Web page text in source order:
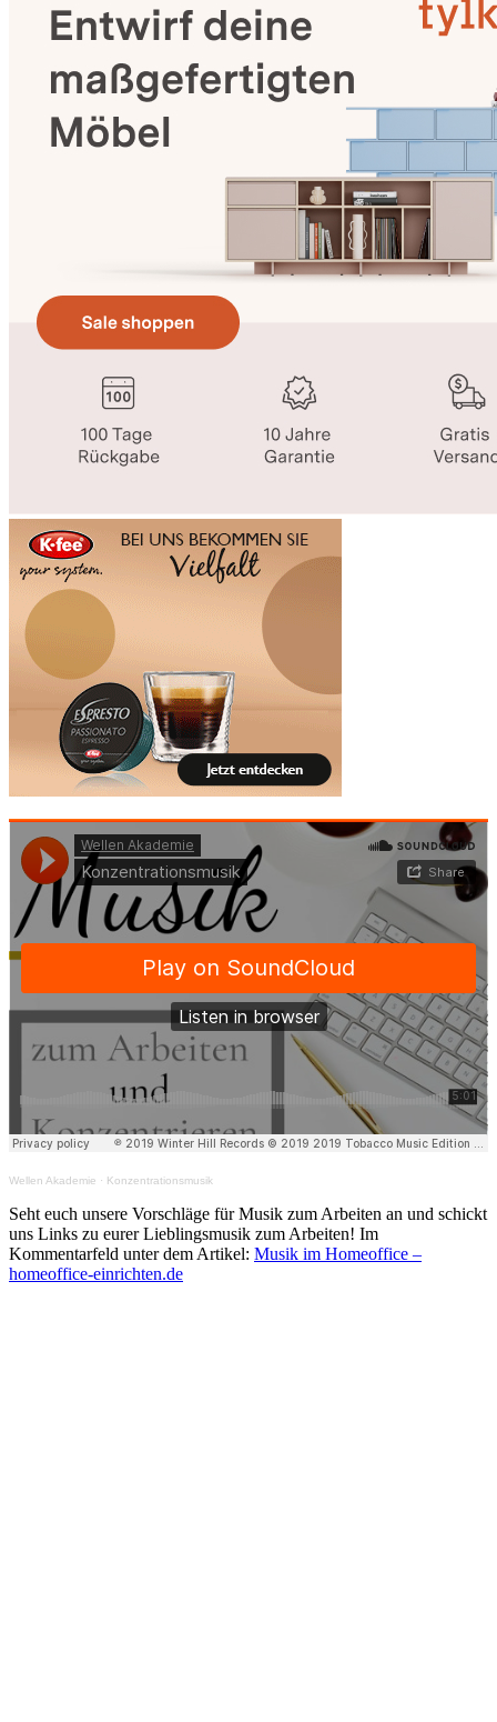
Wellen Akademie · Konzentrationsmusik
Seht euch unsere Vorschläge für Musik zum Arbeiten an und schickt
uns Links zu eurer Lieblingsmusik zum Arbeiten! Im
Kommentarfeld unter dem Artikel: Musik im Homeoffice –
homeoffice-einrichten.de